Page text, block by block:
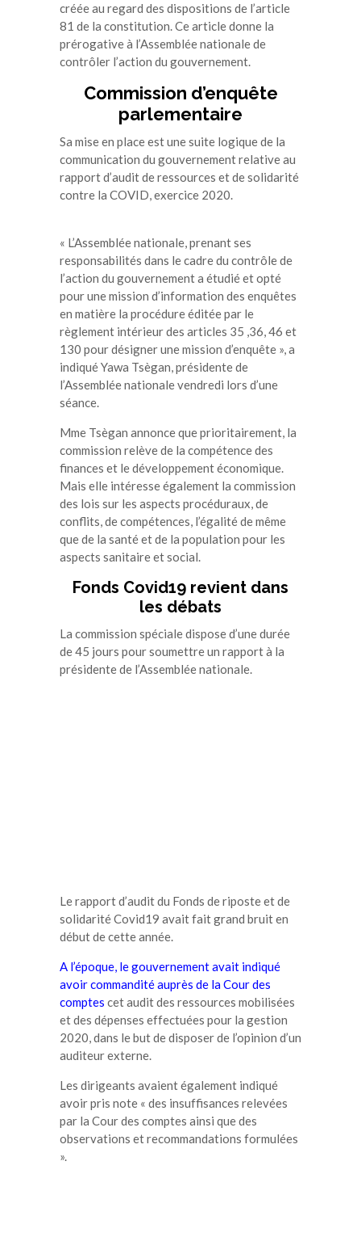
créée au regard des dispositions de l’article
81 de la constitution. Ce article donne la
prérogative à l’Assemblée nationale de
contrôler l’action du gouvernement.
Commission d’enquête
parlementaire
Sa mise en place est une suite logique de la
communication du gouvernement relative au
rapport d’audit de ressources et de solidarité
contre la COVID, exercice 2020.
« L’Assemblée nationale, prenant ses
responsabilités dans le cadre du contrôle de
l’action du gouvernement a étudié et opté
pour une mission d’information des enquêtes
en matière la procédure éditée par le
règlement intérieur des articles 35 ,36, 46 et
130 pour désigner une mission d’enquête », a
indiqué Yawa Tsègan, présidente de
l’Assemblée nationale vendredi lors d’une
séance.
Mme Tsègan annonce que prioritairement, la
commission relève de la compétence des
finances et le développement économique.
Mais elle intéresse également la commission
des lois sur les aspects procéduraux, de
conflits, de compétences, l’égalité de même
que de la santé et de la population pour les
aspects sanitaire et social.
Fonds Covid19 revient dans
les débats
La commission spéciale dispose d’une durée
de 45 jours pour soumettre un rapport à la
présidente de l’Assemblée nationale.
Le rapport d’audit du Fonds de riposte et de
solidarité Covid19 avait fait grand bruit en
début de cette année.
A l’époque, le gouvernement avait indiqué
avoir commandité auprès de la Cour des
comptes cet audit des ressources mobilisées
et des dépenses effectuées pour la gestion
2020, dans le but de disposer de l’opinion d’un
auditeur externe.
Les dirigeants avaient également indiqué
avoir pris note « des insuffisances relevées
par la Cour des comptes ainsi que des
observations et recommandations formulées
».